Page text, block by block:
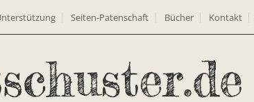
Seiten-Patenschaft Bücher Kontakt